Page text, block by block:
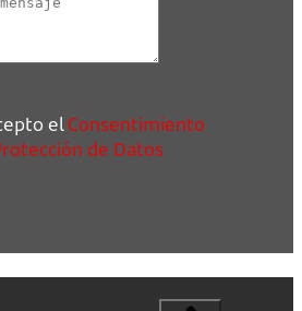
elConsentimiento
de Datos